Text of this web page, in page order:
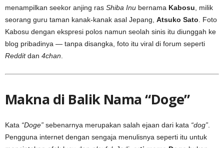
menampilkan seekor anjing ras Shiba Inu bernama Kabosu , milik
seorang guru taman kanak-kanak asal Jepang, Atsuko Sato . Foto
Kabosu dengan ekspresi polos namun seolah sinis itu diunggah ke
blog pribadinya — tanpa disangka, foto itu viral di forum seperti
Redditdan 4chan
Makna di Balik Nama “Doge”
Kata “Doge” sebenarnya merupakan salah ejaan dari kata “dog”
Pengguna internet dengan sengaja menulisnya seperti itu untuk